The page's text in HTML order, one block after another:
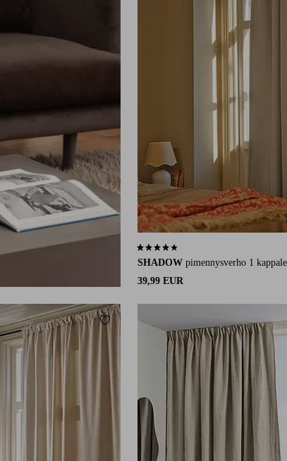
SHADOW pimennysverho 1 kappale
39,99 EUR
4,2 perustuen 98 arvosanaan
Lisää suosikkeihin